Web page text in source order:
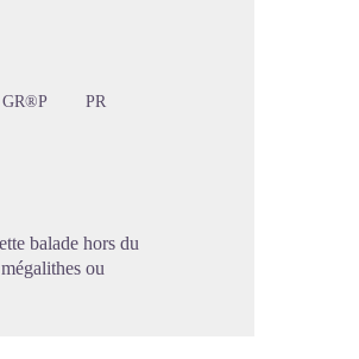
GR®P PR
balade hors du
ou